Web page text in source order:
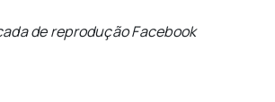
de reprodução Facebook